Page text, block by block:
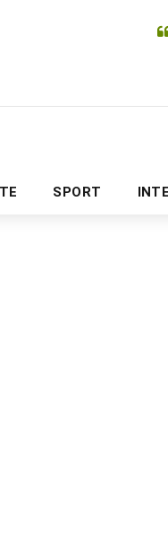
SPORTPUBLICITÉ